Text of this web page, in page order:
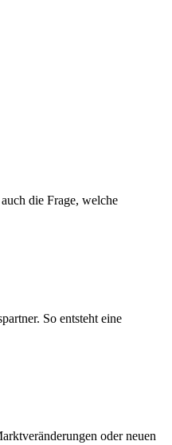
die Frage, welche
So entsteht eine
oder neuen